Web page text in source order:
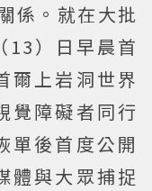
係。就在大批
13）日早晨首
爾上岩洞世界
覺障礙者同行
單後首度公開
體與大眾捕捉